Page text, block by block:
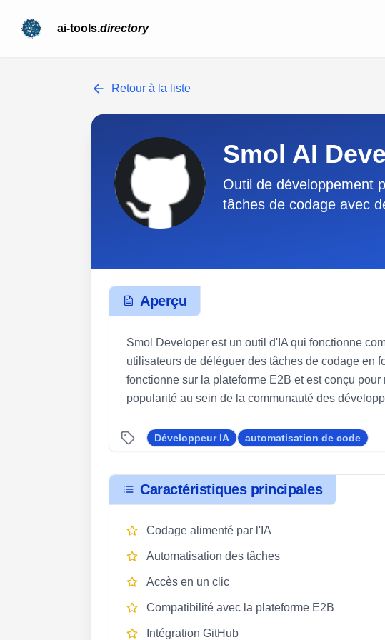
ai-tools.directory
Retour à la liste
Smol AI
Outil de développement
tâches de codage avec
Aperçu
Smol Developer est un outil d'IA qui fonctionne
utilisateurs de déléguer des tâches de codage en
fonctionne sur la plateforme E2B et est conçu
popularité au sein de la communauté des
Développeur IA automatisation de code
Caractéristiques principales
Codage alimenté par l'IA
Automatisation des tâches
Accès en un clic
Compatibilité avec la plateforme E2B
Intégration GitHub